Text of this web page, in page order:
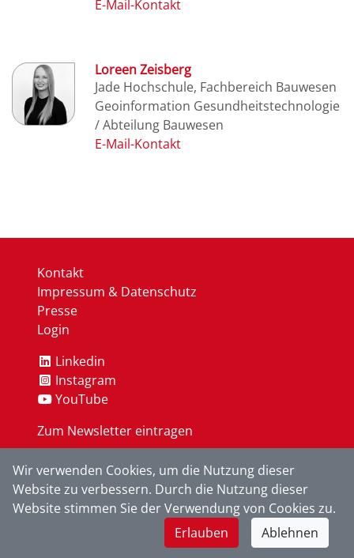
Loreen Zeisberg
Jade Hochschule, Fachbereich Bauwesen
Geoinformation Gesundheitstechnologie
/ Abteilung Bauwesen
Kontakt
Impressum & Datenschutz
Presse
Login
Linkedin
Instagram
YouTube
Zum Newsletter eintragen
OK
Wir verwenden Cookies, um die Nutzung dieser
Website zu verbessern. Durch die Nutzung dieser
Website stimmen Sie der Verwendung von Cookies zu.
Erlauben
Ablehnen